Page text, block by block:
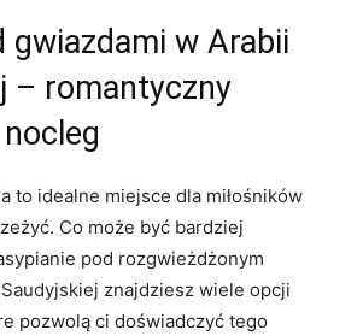
gwiazdami w Arabii
– romantyczny
to idealne miejsce dla miłośników⁢
Co może być bardziej
pod rozgwieżdżonym
znajdziesz wiele opcji
pozwolą ci doświadczyć tego